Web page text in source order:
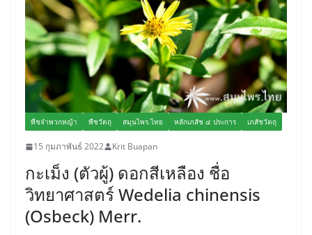
พืชจำพวกหญ้า พืชวัตถุ สมุนไพร.ไทย หลักเภสัช ๔ ประการ เภสัชวัตถุ
15 กุมภาพันธ์ 2022 Krit Buapan
กะเม็ง (ตัวผู้) ดอกสีเหลือง ชื่อ
วิทยาศาสตร์ Wedelia chinensis
(Osbeck) Merr.